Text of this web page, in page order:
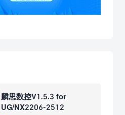
麟思数控V1.5.3 for
UG/NX2206-2512